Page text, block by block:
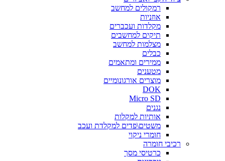
רמקולים למחשב
אוזניות
מקלדות ועכברים
תיקים למחשבים
מצלמות למחשב
כבלים
ממירים ומתאמים
מטענים
מוצרים אורגונומיים
DOK
Micro SD
נגנים
אותיות למקלות
משטים\פדים למקלדת ועכב
חומרי ניקוי
רכיבי חומרה
כרטיסי מסך